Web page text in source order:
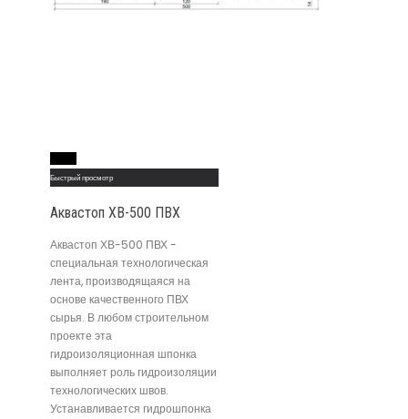
Быстрый просмотр
Аквастоп ХВ-500 ПВХ
Аквастоп ХВ-500 ПВХ -
специальная технологическая
лента, производящаяся на
основе качественного ПВХ
сырья. В любом строительном
проекте эта
гидроизоляционная шпонка
выполняет роль гидроизоляции
технологических швов.
Устанавливается гидрошпонка